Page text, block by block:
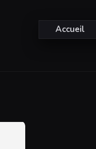
Accueil